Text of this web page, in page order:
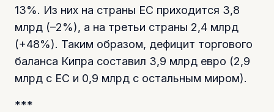
13%. Из них на страны ЕС приходится 3,8
млрд (–2%), а на третьи страны 2,4 млрд
(+48%). Таким образом, дефицит торгового
баланса Кипра составил 3,9 млрд евро (2,9
млрд с ЕС и 0,9 млрд с остальным миром).
***